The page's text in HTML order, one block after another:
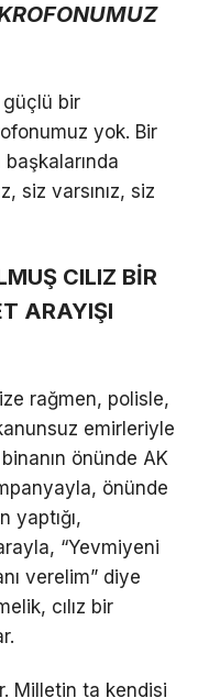
bir
yok. Bir
başkalarında
siz varsınız, siz
CILIZ BİR
ARAYIŞI
rağmen, polisle,
emirleriyle
önünde AK
önünde
yaptığı,
“Yevmiyeni
verelim” diye
cılız bir
Milletin ta kendisi